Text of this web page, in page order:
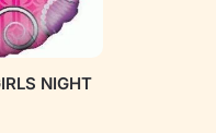
NIGHT